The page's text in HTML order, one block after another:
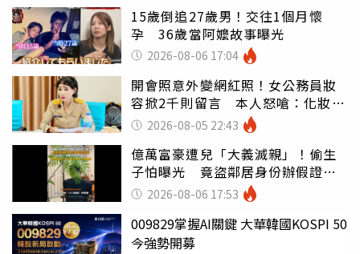
15歲倒追27歲男！交往1個月懷
孕 36歲當阿嬤故事曝光
2026-08-06 17:04
開會照意外變網紅照！女公務員妝
容掀2千則留言 本人怒嗆：化妝有
錯嗎2026-08-05 22:43
億萬富豪遭兒「大義滅親」！偷生
子怕曝光 竟盜鄰居身份辦假證落
戶 2026-08-06 17:53
009829掌握AI關鍵 大華韓國KOSPI 50
今強勢開募